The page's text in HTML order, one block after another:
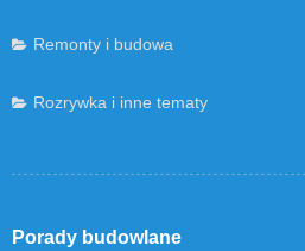
Remonty i budowa
Rozrywka i inne tematy
Porady budowlane